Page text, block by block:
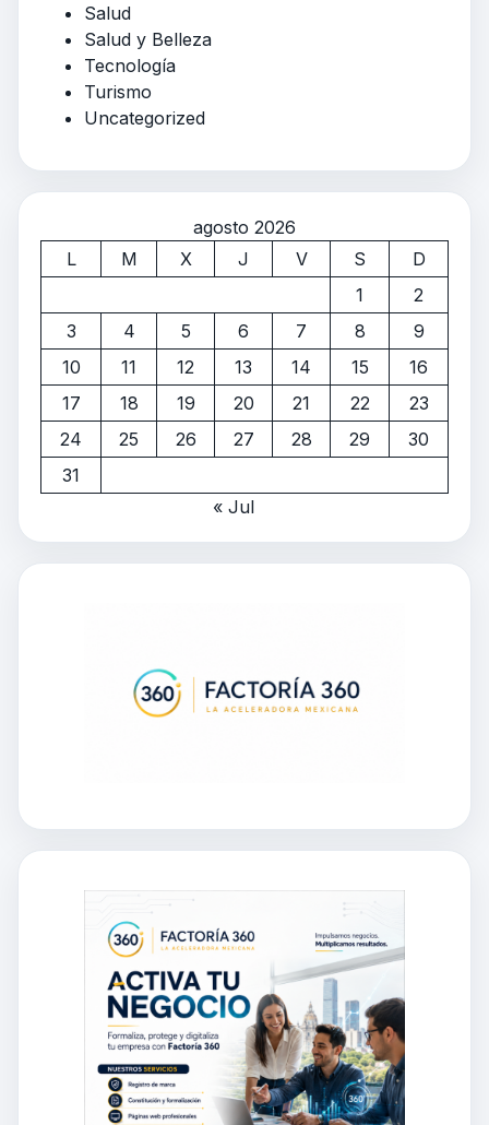
Salud
Salud y Belleza
Tecnología
Turismo
Uncategorized
agosto 2026
L
M X J V S
D
1
2
3
4 5 6 7 8
9
10
11 12 13 14 15
16
17
18 19 20 21 22
23
24
25 26 27 28 29
30
31
« Jul